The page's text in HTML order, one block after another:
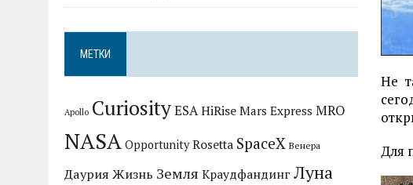
Не
Для
МЕТКИ
Apollo CuriosityESAHiRise Mars Express MRO
NASA Opportunity Rosetta SpaceX Венера
Даурия Жизнь Земля Краудфандинг Луна